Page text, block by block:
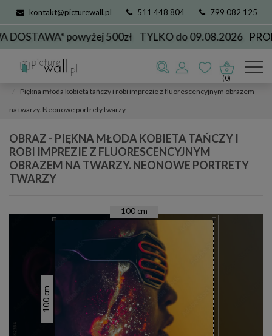
kontakt@picturewall.pl 511 448 804 799 082 125
powyżej 500zł TYLKO do 09.08.2026
(0)
Obrazy kolekcje
Piękna młoda kobieta tańczy i robi imprezie z fluorescencyjnym obrazem
na twarzy. Neonowe portrety twarzy
OBRAZ - PIĘKNA MŁODA KOBIETA TAŃCZY I
ROBI IMPREZIE Z FLUORESCENCYJNYM
OBRAZEM NA TWARZY. NEONOWE PORTRETY
TWARZY
100 cm
100
cm